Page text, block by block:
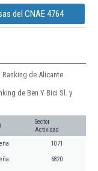
del CNAE 4764
de Alicante.
de Ben Y Bici Sl. y
Sector
Actividad
1071
6820